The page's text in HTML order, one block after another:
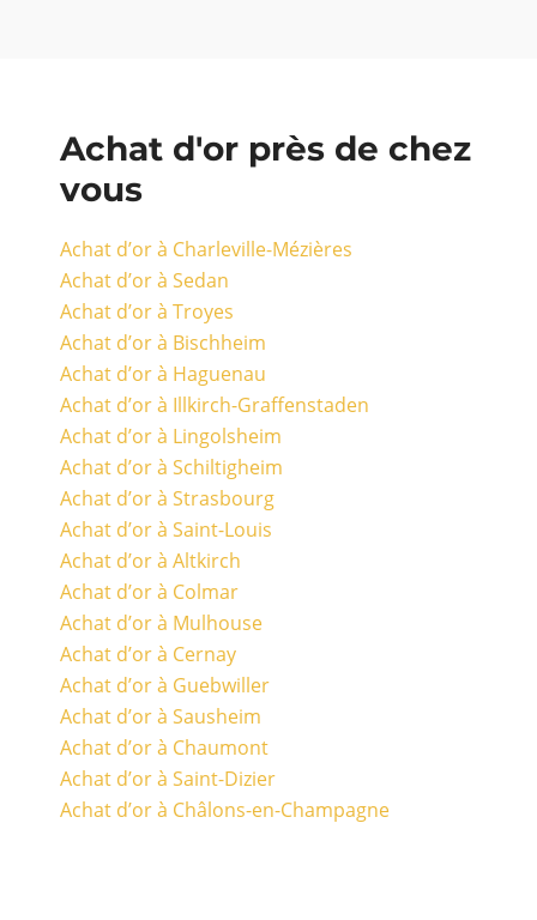
Achat d'or près de chez
vous
Achat d’or à Charleville-Mézières
Achat d’or à Sedan
Achat d’or à Troyes
Achat d’or à Bischheim
Achat d’or à Haguenau
Achat d’or à Illkirch-Graffenstaden
Achat d’or à Lingolsheim
Achat d’or à Schiltigheim
Achat d’or à Strasbourg
Achat d’or à Saint-Louis
Achat d’or à Altkirch
Achat d’or à Colmar
Achat d’or à Mulhouse
Achat d’or à Cernay
Achat d’or à Guebwiller
Achat d’or à Sausheim
Achat d’or à Chaumont
Achat d’or à Saint-Dizier
Achat d’or à Châlons-en-Champagne